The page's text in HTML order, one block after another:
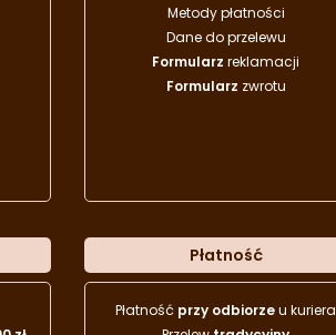
Metody płatności
Dane do przelewu
Formularz reklamacji
Formularz zwrotu
Płatność
Płatność przy odbiorzeu kuriera